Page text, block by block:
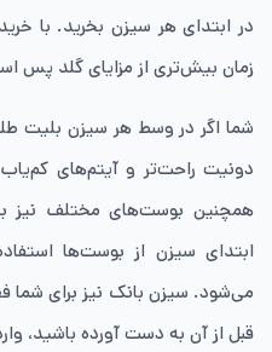
در ابتدای هر سیزن بخرید. با
زمان بیش‌تری از مزایای گلد پس
شما اگر در وسط هر سیزن بلیت
دونیت راحت‌تر و آیتم‌های
همچنین بوست‌های مختلف نیز
ابتدای سیزن از بوست‌ها
می‌شود. سیزن بانک نیز برای شما
قبل از آن به دست آورده باشید،